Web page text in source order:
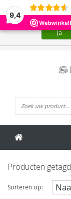
9,4
Producten
Sorteren op:
Wij slaan cookies
Ja